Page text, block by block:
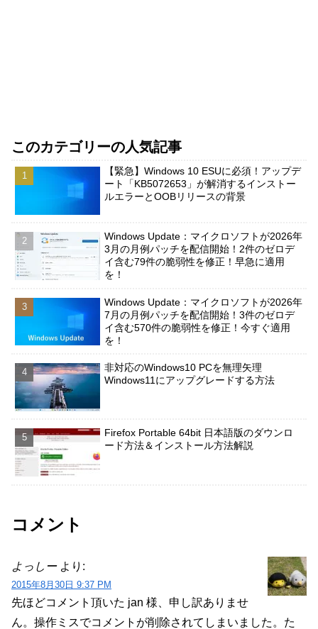
このカテゴリーの人気記事
【緊急】Windows 10 ESUに必須！アップデ
ート「KB5072653」が解消するインストー
ルエラーとOOBリリースの背景
Windows Update：マイクロソフトが2026年
3月の月例パッチを配信開始！2件のゼロデ
イ含む79件の脆弱性を修正！早急に適用
を！
Windows Update：マイクロソフトが2026年
7月の月例パッチを配信開始！3件のゼロデ
イ含む570件の脆弱性を修正！今すぐ適用
を！
非対応のWindows10 PCを無理矢理
Windows11にアップグレードする方法
Firefox Portable 64bit 日本語版のダウンロ
ード方法＆インストール方法解説
コメント
よっしー より:
2015年8月30日 9:37 PM
先ほどコメント頂いた jan 様、申し訳ありませ
ん。操作ミスでコメントが削除されてしまいました。た